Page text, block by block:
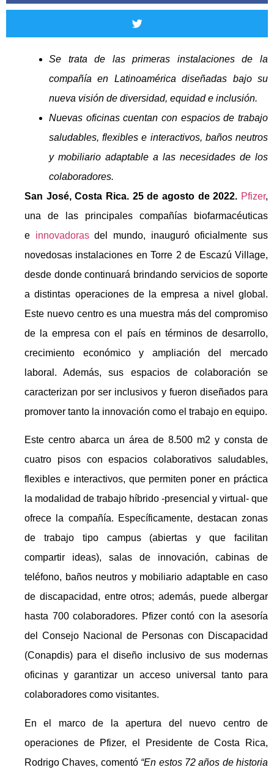
Se trata de las primeras instalaciones de la
compañía en Latinoamérica diseñadas bajo su
nueva visión de diversidad, equidad e inclusión.
Nuevas oficinas cuentan con espacios de trabajo
saludables, flexibles e interactivos, baños neutros
y mobiliario adaptable a las necesidades de los
colaboradores.
San José, Costa Rica. 25 de agosto de 2022. Pfizer,
una de las principales compañías biofarmacéuticas
e innovadorasdel mundo, inauguró oficialmente sus
novedosas instalaciones en Torre 2 de Escazú Village,
desde donde continuará brindando servicios de soporte
a distintas operaciones de la empresa a nivel global.
Este nuevo centro es una muestra más del compromiso
de la empresa con el país en términos de desarrollo,
crecimiento económico y ampliación del mercado
laboral. Además, sus espacios de colaboración se
caracterizan por ser inclusivos y fueron diseñados para
promover tanto la innovación como el trabajo en equipo.
Este centro abarca un área de 8.500 m2 y consta de
cuatro pisos con espacios colaborativos saludables,
flexibles e interactivos, que permiten poner en práctica
la modalidad de trabajo híbrido -presencial y virtual- que
ofrece la compañía. Específicamente, destacan zonas
de trabajo tipo campus (abiertas y que facilitan
compartir ideas), salas de innovación, cabinas de
teléfono, baños neutros y mobiliario adaptable en caso
de discapacidad, entre otros; además, puede albergar
hasta 700 colaboradores. Pfizer contó con la asesoría
del Consejo Nacional de Personas con Discapacidad
(Conapdis) para el diseño inclusivo de sus modernas
oficinas y garantizar un acceso universal tanto para
colaboradores como visitantes.
En el marco de la apertura del nuevo centro de
operaciones de Pfizer, el Presidente de Costa Rica,
Rodrigo Chaves, comentó “En estos 72 años de historia